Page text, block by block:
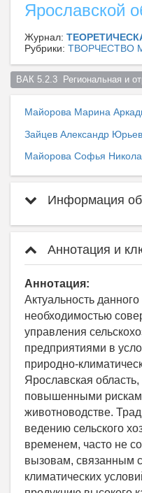
Ярославской
Журнал:
Рубрики: ТВОРЧЕСТВО
ВАК 5.2.3  Региональная и
Майорова Марина
Зайцев Александр
Майорова Софья
Информация об
Аннотация и
Аннотация:
Актуальность
необходимостью
управления
предприятиями в
природно-
Ярославская область,
повышенными
животноводстве.
ведению сельского
временем, часто не
вызовам, связанным
климатических